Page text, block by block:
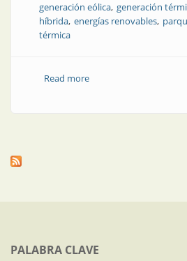
generación eólica generación
híbrida energías renovables
térmica
Read moreabout Nuevo complejo
PALABRA CLAVE